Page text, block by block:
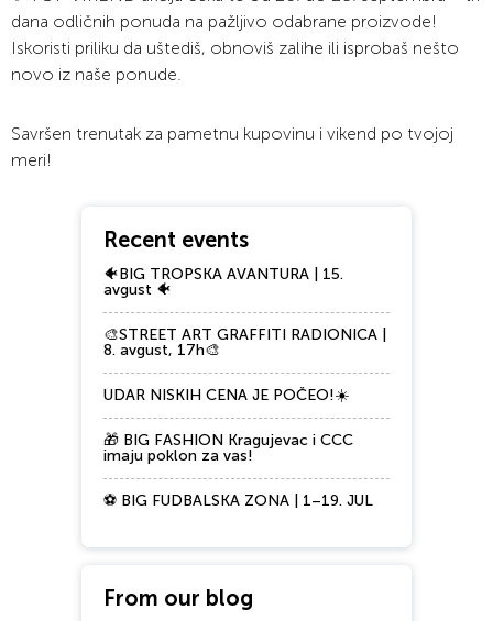
dana odličnih ponuda na pažljivo odabrane proizvode!
Iskoristi priliku da uštediš, obnoviš zalihe ili isprobaš nešto
novo iz naše ponude.
Savršen trenutak za pametnu kupovinu i vikend po tvojoj
meri!
Recent events
🐠BIG TROPSKA AVANTURA | 15.
avgust 🐠
🎨STREET ART GRAFFITI RADIONICA |
8. avgust, 17h🎨
UDAR NISKIH CENA JE POČEO!☀️
🎁 BIG FASHION Kragujevac i CCC
imaju poklon za vas!
⚽ BIG FUDBALSKA ZONA | 1–19. JUL
From our blog